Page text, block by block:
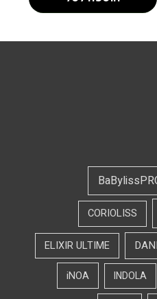
CORIOLISS
ELIXIR ULTIME
INDOLA
iNOA